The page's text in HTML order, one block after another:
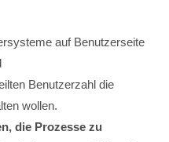
auf Benutzerseite
Benutzerzahl die
wollen.
die Prozesse zu